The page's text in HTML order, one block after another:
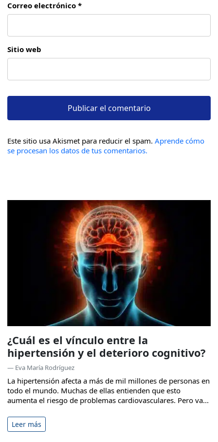
Correo electrónico *
Sitio web
Este sitio usa Akismet para reducir el spam. Aprende cómo
se procesan los datos de tus comentarios.
¿Cuál es el vínculo entre la
hipertensión y el deterioro cognitivo?
— Eva María Rodríguez
La hipertensión afecta a más de mil millones de personas en
todo el mundo. Muchas de ellas entienden que esto
aumenta el riesgo de problemas cardiovasculares. Pero va...
Leer más